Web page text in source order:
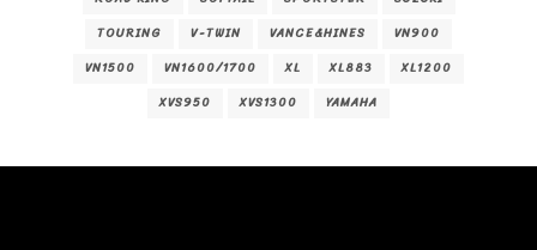
TOURING
V-TWIN VANCE&HINES
VN900
VN1500
VN1600/1700 XL XL883
XL1200
XVS950
XVS1300 YAMAHA